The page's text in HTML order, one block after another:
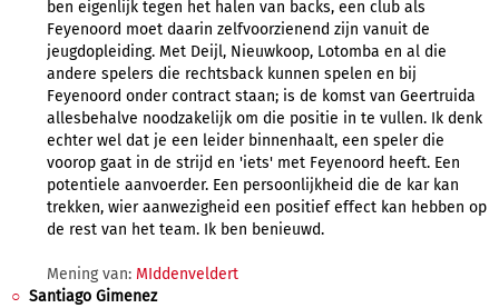
ben eigenlijk tegen het halen van backs, een club als
Feyenoord moet daarin zelfvoorzienend zijn vanuit de
jeugdopleiding. Met Deijl, Nieuwkoop, Lotomba en al die
andere spelers die rechtsback kunnen spelen en bij
Feyenoord onder contract staan; is de komst van Geertruida
allesbehalve noodzakelijk om die positie in te vullen. Ik denk
echter wel dat je een leider binnenhaalt, een speler die
voorop gaat in de strijd en 'iets' met Feyenoord heeft. Een
potentiele aanvoerder. Een persoonlijkheid die de kar kan
trekken, wier aanwezigheid een positief effect kan hebben op
de rest van het team. Ik ben benieuwd.
Mening van: MIddenveldert
Santiago Gimenez